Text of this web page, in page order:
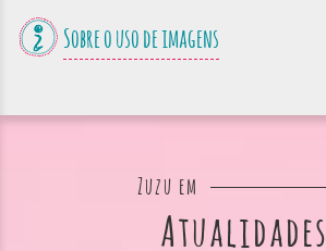
Sobre o uso de imagens
Zuzu em
Atualidades